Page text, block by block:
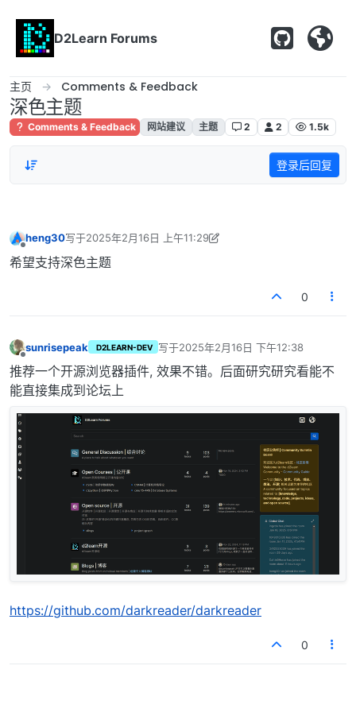
D2Learn Forums
主页 Comments & Feedback
深色主题
Comments & Feedback 网站建议 主题 2 2 1.5k
登录后回复
heng30写于2025年2月16日 上午11:29
最后由 heng30 编辑2025年2月16日 下午7:29
希望支持深色主题
0
sunrisepeak D2LEARN-DEV 写于2025年2月16日 下午12:38
最后由 编辑
推荐一个开源浏览器插件, 效果不错。后面研究研究看能不
能直接集成到论坛上
https://github.com/darkreader/darkreader
0